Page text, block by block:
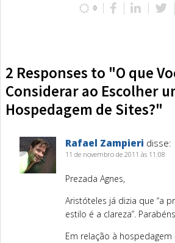
0
2 Responses to "O que
Considerar ao Escolher
Hospedagem de Sites?"
Rafael Zampieri disse:
11 de novembro de 2011 às 11:08
Prezada Agnes,
Aristóteles já dizia que “a
estilo é a clareza”.
Em relação à